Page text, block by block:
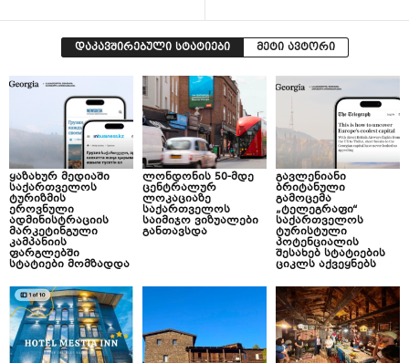
დაკავშირებული სტატიები მეტი ავტორი
ყაზახურ მედიაში
საქართველოს
ტურიზმის
ეროვნული
ადმინისტრაციის
მარკეტინგული
კამპანიის
ფარგლებში
სტატიები მომზადდა
ლონდონის 50-მდე
ცენტრალურ
ლოკაციაზე
საქართველოს
საიმიჯო ვიზუალები
განთავსდა
გავლენიანი
ბრიტანული
გამოცემა
„ტელეგრაფი“
საქართველოს
ტურისტული
პოტენციალის
შესახებ სტატიების
ციკლს აქვეყნებს